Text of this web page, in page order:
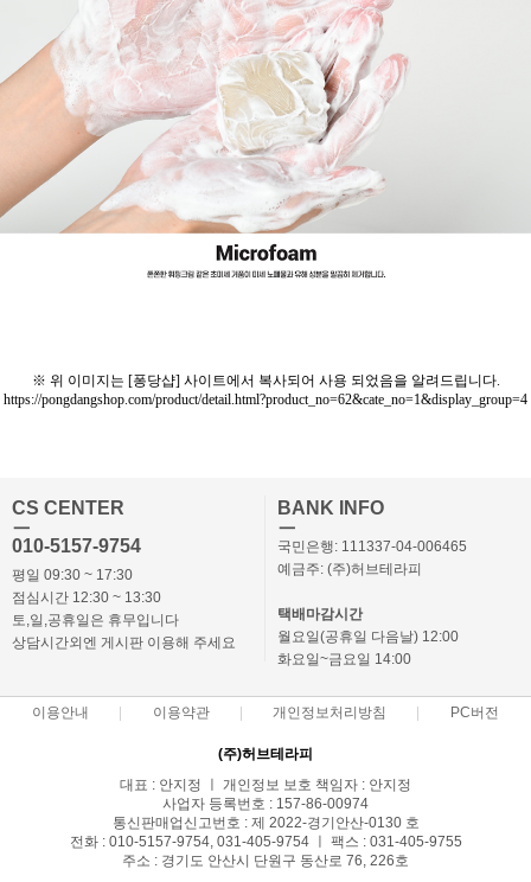
※ 위 이미지는 [퐁당샵] 사이트에서 복사되어 사용 되었음을 알려드립니다.
https://pongdangshop.com/product/detail.html?product_no=62&cate_no=1&display_group=4
CS CENTER
ㅡ
010-5157-9754
평일 09:30 ~ 17:30
점심시간 12:30 ~ 13:30
토,일,공휴일은 휴무입니다
상담시간외엔 게시판 이용해 주세요
BANK INFO
ㅡ
국민은행: 111337-04-006465
예금주: (주)허브테라피
택배마감시간
월요일(공휴일 다음날) 12:00
화요일~금요일 14:00
이용안내 이용약관 개인정보처리방침 PC버전
(주)허브테라피
대표 : 안지정 ㅣ 개인정보 보호 책임자 : 안지정
사업자 등록번호 : 157-86-00974
통신판매업신고번호 : 제 2022-경기안산-0130 호
전화 : 010-5157-9754, 031-405-9754 ㅣ 팩스 : 031-405-9755
주소 : 경기도 안산시 단원구 동산로 76, 226호